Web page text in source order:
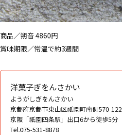
商品／朔音 4860円
賞味期限／常温で約3週間
洋菓子ぎをんさかい
ようがしぎをんさかい
京都府京都市東山区祇園町南側570-122
京阪「祇園四条駅」出口6から徒歩5分
Tel.075-531-8878